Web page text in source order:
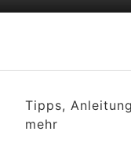
Tipps,
mehr